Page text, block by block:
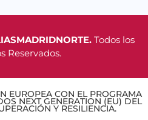
Todos los
Reservados.
EUROPEA CON EL PROGRAMA
NEXT GENERATION (EU) DEL
Y RESILIENCIA.